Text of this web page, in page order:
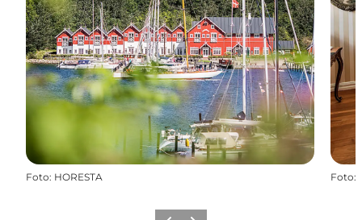
Foto: HORESTA Foto: